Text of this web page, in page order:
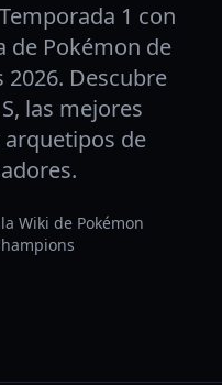
1 con
de Pokémon de
Descubre
las mejores
arquetipos de
Wiki de Pokémon